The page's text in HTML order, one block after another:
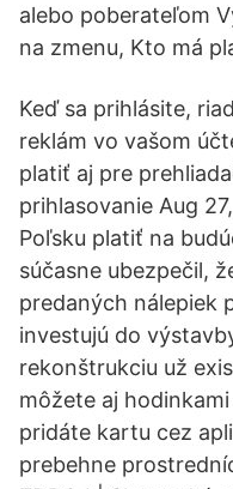
alebo poberateľom
na zmenu, Kto má
Keď sa prihlásite,
reklám vo vašom
platiť aj pre
prihlasovanie Aug
Poľsku platiť na
súčasne ubezpečil,
predaných nálepiek
investujú do
rekonštrukciu už
môžete aj
pridáte kartu cez
prebehne